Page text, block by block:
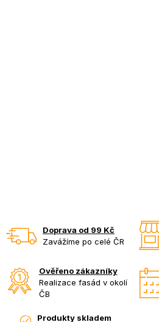
Doprava od 99 Kč
Zavážíme po celé ČR
Ověřeno zákazníky
Realizace fasád v okolí
ČB
Produkty skladem